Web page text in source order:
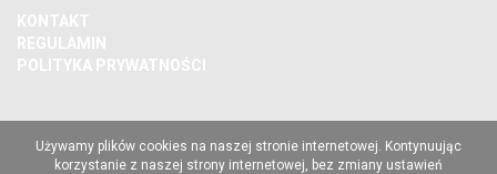
KONTAKT
REGULAMIN
POLITYKA PRYWATNOŚCI
Używamy plików cookies na naszej stronie internetowej. Kontynuując
korzystanie z naszej strony internetowej, bez zmiany ustawień